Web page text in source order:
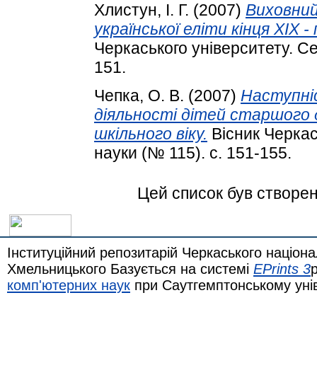
Хлистун, І. Г. (2007)
української еліти кінця
Черкаського університету.
151.
Чепка, О. В. (2007)
діяльності дітей
шкільного віку. Вісник
науки (№ 115). с. 151-155.
Цей список був
Інституційний репозитарій Черкаського
Хмельницького Базується на системі EPrints 3
комп'ютерних наук при Саутгемптонському